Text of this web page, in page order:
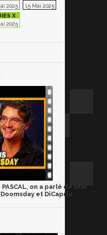
2025 15 Mai 2025
2025
on a parlé de Star
et DiCaprio